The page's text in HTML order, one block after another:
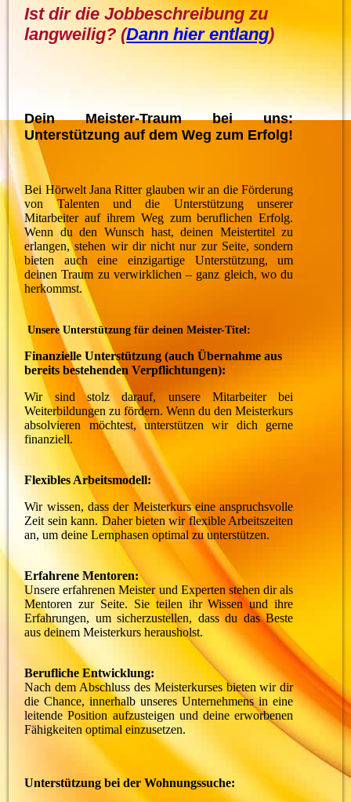
Ist dir die Jobbeschreibung zu
langweilig? (Dann hier entlang)
Dein Meister-Traum bei uns:
Unterstützung auf dem Weg zum Erfolg!
Bei Hörwelt Jana Ritter glauben wir an die Förderung
von Talenten und die Unterstützung unserer
Mitarbeiter auf ihrem Weg zum beruflichen Erfolg.
Wenn du den Wunsch hast, deinen Meistertitel zu
erlangen, stehen wir dir nicht nur zur Seite, sondern
bieten auch eine einzigartige Unterstützung, um
deinen Traum zu verwirklichen – ganz gleich, wo du
herkommst.
Unsere Unterstützung für deinen Meister-Titel:
Finanzielle Unterstützung (auch Übernahme aus
bereits bestehenden Verpflichtungen):
Wir sind stolz darauf, unsere Mitarbeiter bei
Weiterbildungen zu fördern. Wenn du den Meisterkurs
absolvieren möchtest, unterstützen wir dich gerne
finanziell.
Flexibles Arbeitsmodell:
Wir wissen, dass der Meisterkurs eine anspruchsvolle
Zeit sein kann. Daher bieten wir flexible Arbeitszeiten
an, um deine Lernphasen optimal zu unterstützen.
Erfahrene Mentoren:
Unsere erfahrenen Meister und Experten stehen dir als
Mentoren zur Seite. Sie teilen ihr Wissen und ihre
Erfahrungen, um sicherzustellen, dass du das Beste
aus deinem Meisterkurs herausholst.
Berufliche Entwicklung:
Nach dem Abschluss des Meisterkurses bieten wir dir
die Chance, innerhalb unseres Unternehmens in eine
leitende Position aufzusteigen und deine erworbenen
Fähigkeiten optimal einzusetzen.
Unterstützung bei der Wohnungssuche: